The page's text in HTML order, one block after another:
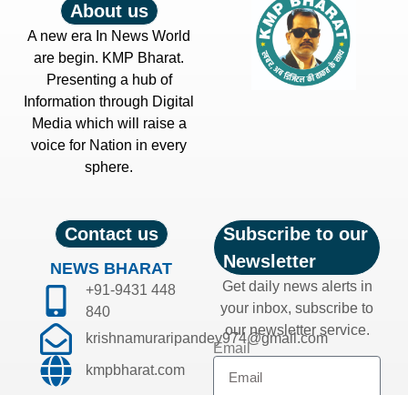
About us
A new era In News World
are begin. KMP Bharat.
Presenting a hub of
Information through Digital
Media which will raise a
voice for Nation in every
sphere.
Contact us
NEWS BHARAT
+91-9431 448
840
krishnamuraripandey974@gmail.com
kmpbharat.com
Subscribe to our
Newsletter
Get daily news alerts in
your inbox, subscribe to
our newsletter service.
Email